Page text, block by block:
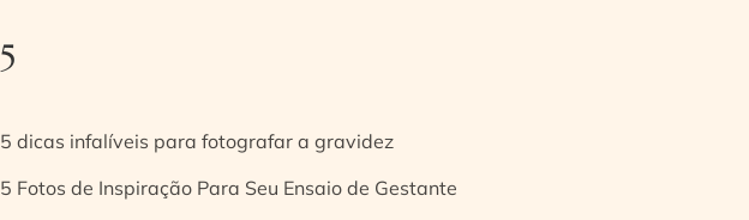
5
5 dicas infalíveis para fotografar a gravidez
5 Fotos de Inspiração Para Seu Ensaio de Gestante